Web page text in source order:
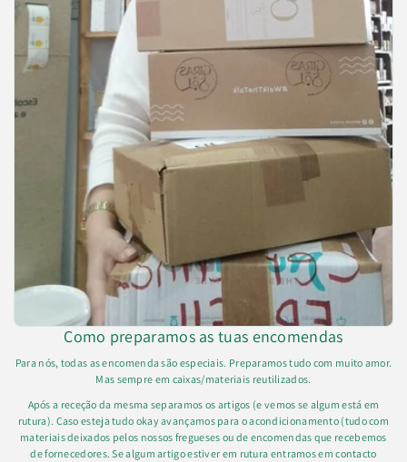
Como preparamos as tuas encomendas
Para nós, todas as encomenda são especiais. Preparamos tudo com muito amor.
Mas sempre em caixas/materiais reutilizados.
Após a receção da mesma separamos os artigos (e vemos se algum está em
rutura). Caso esteja tudo okay avançamos para o acondicionamento (tudo com
materiais deixados pelos nossos fregueses ou de encomendas que recebemos
de fornecedores. Se algum artigo estiver em rutura entramos em contacto